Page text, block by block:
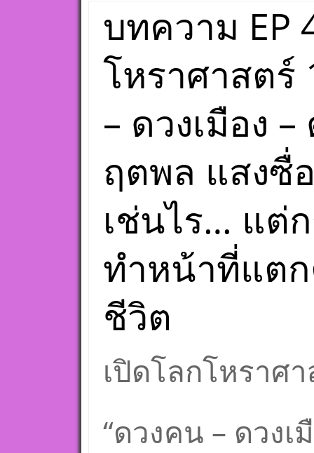
บทความ EP
โหราศาสตร์
– ดวงเมือง
ฤตพล แสงซื่
เช่นไร… แต่
ทำหน้าที่แต
ชีวิต
เปิดโลกโหราศ
“ดวงคน – ดวงเ